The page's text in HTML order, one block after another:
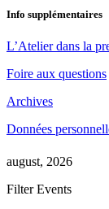
Info supplémentaires
L’Atelier dans la
Foire aux questions
Archives
Données
august, 2026
Filter Events